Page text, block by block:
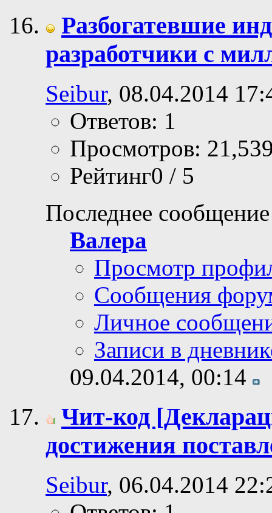
Разбогатевшие
разработчики с
Seibur, 08.04.2014
Ответов: 1
Просмотров:
Рейтинг0 / 5
Последнее
Валера
Просмотр
Сообщения
Личное
Записи в
09.04.2014, 00:14
Чит-код
достижения
Seibur, 06.04.2014